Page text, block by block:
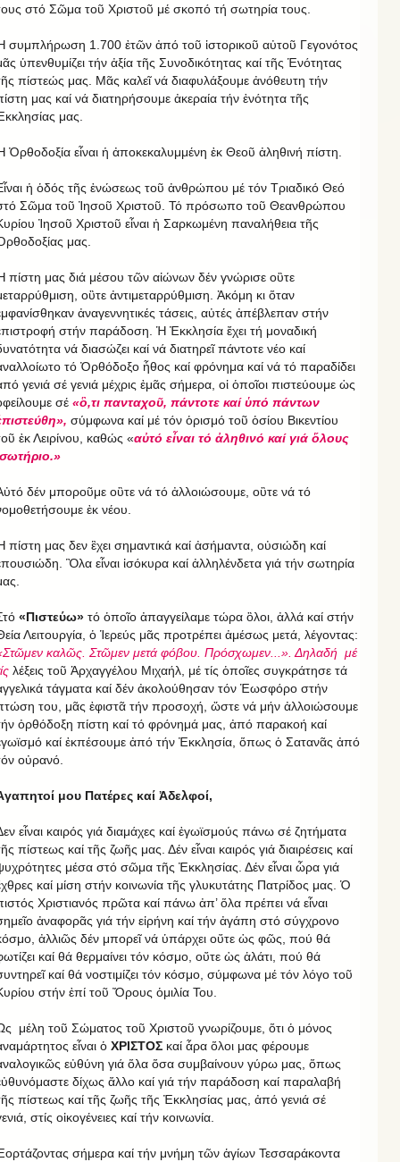
στό Σῶμα τοῦ Χριστοῦ μέ σκοπό τή σωτηρία τους.
συμπλήρωση 1.700 ἐτῶν ἀπό τοῦ ἱστορικοῦ αὐτοῦ Γεγονότος
ὑπενθυμίζει τήν ἀξία τῆς Συνοδικότητας καί τῆς Ἑνότητας
πίστεώς μας. Μᾶς καλεῖ νά διαφυλάξουμε ἀνόθευτη τήν
μας καί νά διατηρήσουμε ἀκεραία τήν ἑνότητα τῆς
μας.
Ὀρθοδοξία εἶναι ἡ ἀποκεκαλυμμένη ἐκ Θεοῦ ἀληθινή πίστη.
ἡ ὁδός τῆς ἑνώσεως τοῦ ἀνθρώπου μέ τόν Τριαδικό Θεό
Σῶμα τοῦ Ἰησοῦ Χριστοῦ. Τό πρόσωπο τοῦ Θεανθρώπου
Ἰησοῦ Χριστοῦ εἶναι ἡ Σαρκωμένη παναλήθεια τῆς
μας.
πίστη μας διά μέσου τῶν αἰώνων δέν γνώρισε οὒτε
οὒτε ἀντιμεταρρύθμιση. Ἀκόμη κι ὅταν
ἀναγεννητικές τάσεις, αὐτές ἀπέβλεπαν στήν
στήν παράδοση. Ἡ Ἐκκλησία ἔχει τή μοναδική
νά διασώζει καί νά διατηρεῖ πάντοτε νέο καί
τό Ὀρθόδοξο ἦθος καί φρόνημα καί νά τό παραδίδει
γενιά σέ γενιά μέχρις ἐμᾶς σήμερα, οἱ ὁποῖοι πιστεύουμε ὡς
σέ «ὃ,τι πανταχοῦ, πάντοτε καί ὑπό πάντων
σύμφωνα καί μέ τόν ὁρισμό τοῦ ὁσίου Βικεντίου
ἐκ Λειρίνου, καθώς «αὐτό εἶναι τό ἀληθινό καί γιά ὅλους
δέν μποροῦμε οὒτε νά τό ἀλλοιώσουμε, οὒτε νά τό
ἐκ νέου.
πίστη μας δεν ἒχει σημαντικά καί ἀσήμαντα, οὐσιώδη καί
Ὃλα εἶναι ἰσόκυρα καί ἀλληλένδετα γιά τήν σωτηρία
«Πιστεύω» τό ὁποῖο ἀπαγγείλαμε τώρα ὃλοι, ἀλλά καί στήν
Λειτουργία, ὁ Ἱερεύς μᾶς προτρέπει ἀμέσως μετά, λέγοντας:
καλῶς. Στῶμεν μετά φόβου. Πρόσχωμεν...». Δηλαδή μέ
λέξεις τοῦ Ἀρχαγγέλου Μιχαήλ, μέ τίς ὁποῖες συγκράτησε τά
τάγματα καί δέν ἀκολούθησαν τόν Ἑωσφόρο στήν
του, μᾶς ἐφιστᾶ τήν προσοχή, ὥστε νά μήν ἀλλοιώσουμε
ὀρθόδοξη πίστη καί τό φρόνημά μας, ἀπό παρακοή καί
καί ἐκπέσουμε ἀπό τήν Ἐκκλησία, ὅπως ὁ Σατανᾶς ἀπό
οὐρανό.
μου Πατέρες καί Ἀδελφοί,
εἶναι καιρός γιά διαμάχες καί ἐγωϊσμούς πάνω σέ ζητήματα
πίστεως καί τῆς ζωῆς μας. Δέν εἶναι καιρός γιά διαιρέσεις καί
μέσα στό σῶμα τῆς Ἐκκλησίας. Δέν εἶναι ὧρα γιά
καί μίση στήν κοινωνία τῆς γλυκυτάτης Πατρίδος μας. Ὁ
Χριστιανός πρῶτα καί πάνω ἀπ’ ὅλα πρέπει νά εἶναι
ἀναφορᾶς γιά τήν εἰρήνη καί τήν ἀγάπη στό σύγχρονο
ἀλλιῶς δέν μπορεῖ νά ὑπάρχει οὔτε ὡς φῶς, πού θά
καί θά θερμαίνει τόν κόσμο, οὔτε ὡς ἁλάτι, πού θά
καί θά νοστιμίζει τόν κόσμο, σύμφωνα μέ τόν λόγο τοῦ
στήν ἐπί τοῦ Ὄρους ὁμιλία Του.
μέλη τοῦ Σώματος τοῦ Χριστοῦ γνωρίζουμε, ὅτι ὁ μόνος
εἶναι ὁ ΧΡΙΣΤΟΣ καί ἆρα ὅλοι μας φέρουμε
εὐθύνη γιά ὅλα ὅσα συμβαίνουν γύρω μας, ὅπως
δίχως ἄλλο καί γιά τήν παράδοση καί παραλαβή
πίστεως καί τῆς ζωῆς τῆς Ἐκκλησίας μας, ἀπό γενιά σέ
στίς οἰκογένειες καί τήν κοινωνία.
σήμερα καί τήν μνήμη τῶν ἁγίων Τεσσαράκοντα